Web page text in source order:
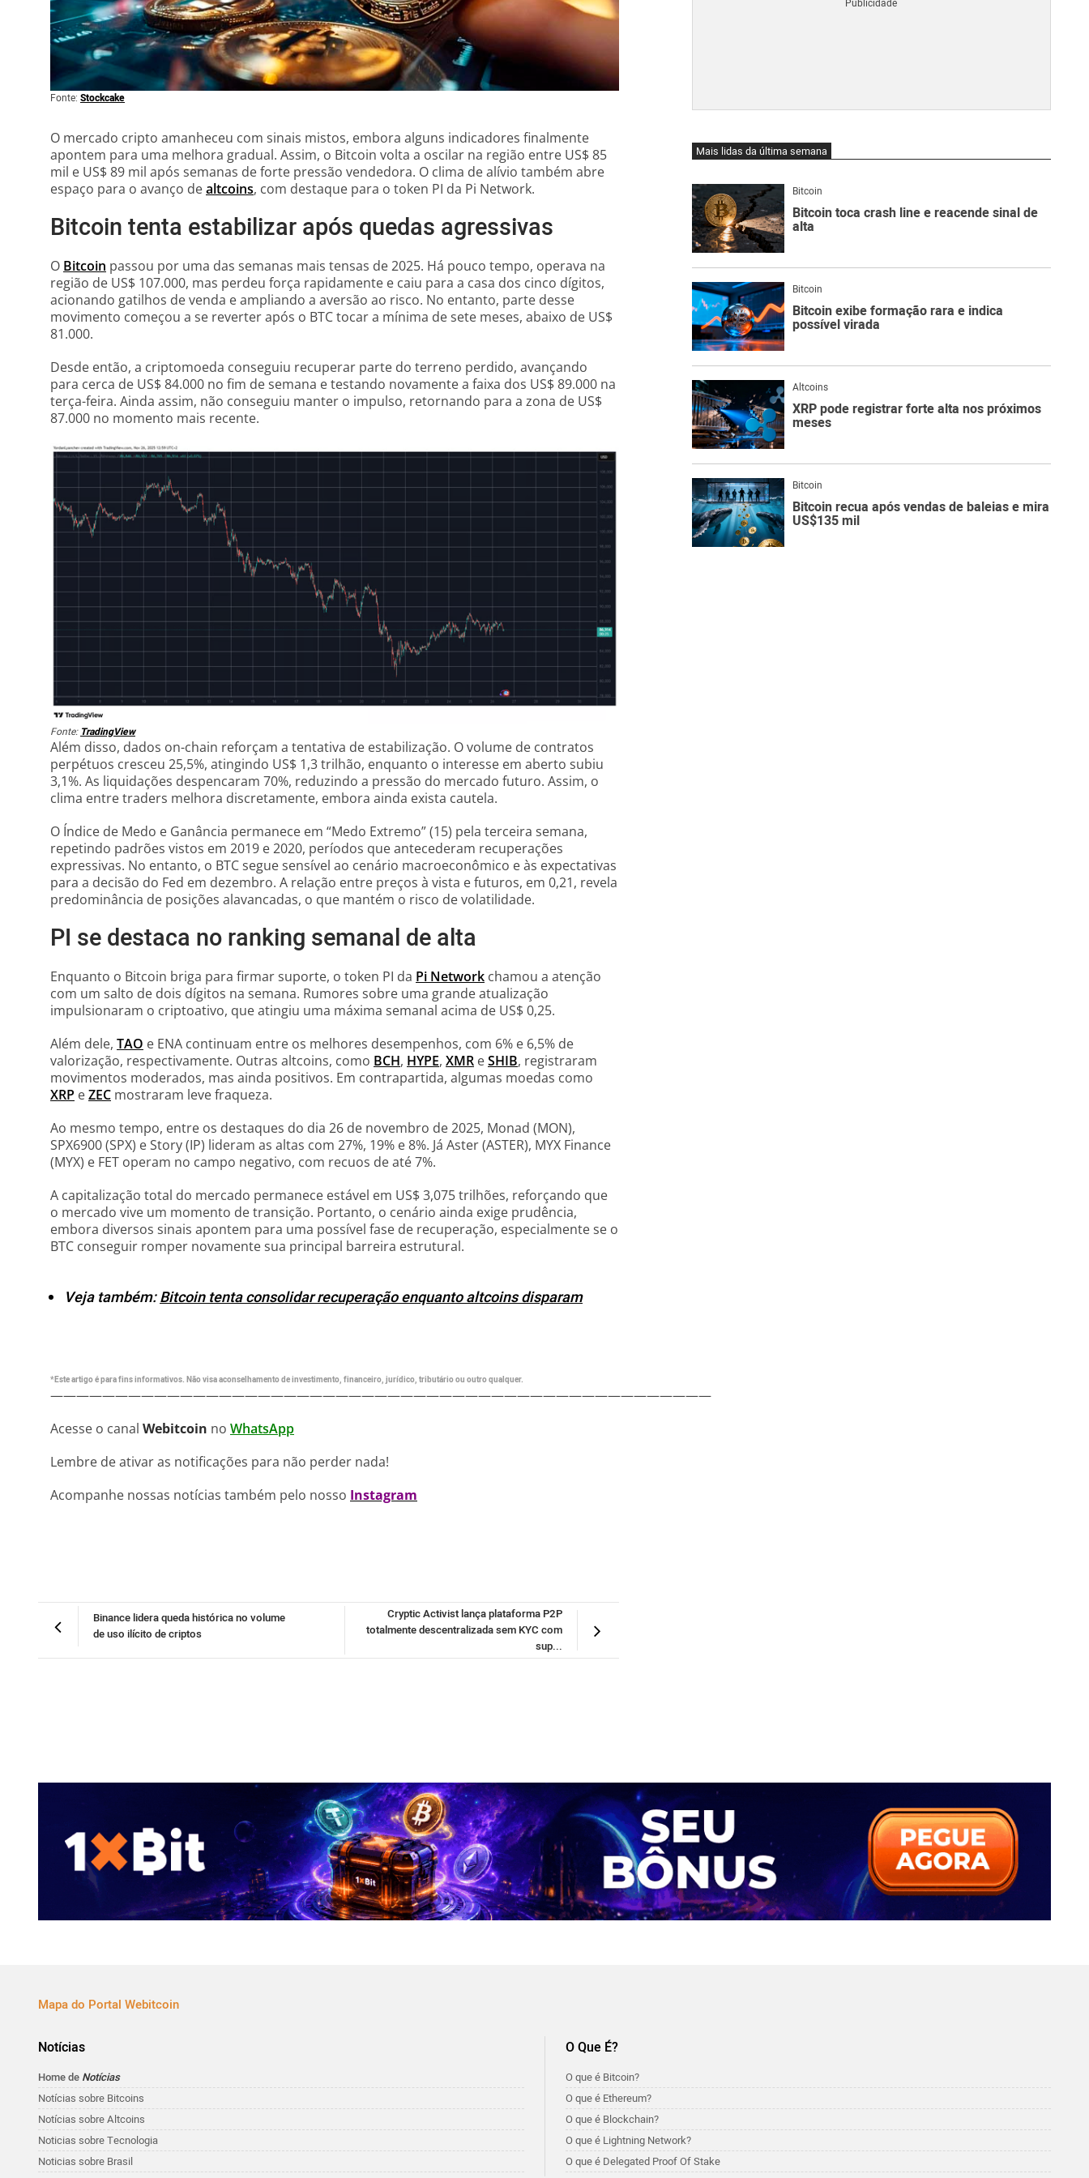
Fonte: Stockcake
O mercado cripto amanheceu com sinais mistos, embora alguns indicadores finalmente
apontem para uma melhora gradual. Assim, o Bitcoin volta a oscilar na região entre US$ 85
mil e US$ 89 mil após semanas de forte pressão vendedora. O clima de alívio também abre
espaço para o avanço dealtcoins, com destaque para o token PI da Pi Network.
Bitcoin tenta estabilizar após quedas agressivas
O Bitcoin passou por uma das semanas mais tensas de 2025. Há pouco tempo, operava na
região de US$ 107.000, mas perdeu força rapidamente e caiu para a casa dos cinco dígitos,
acionando gatilhos de venda e ampliando a aversão ao risco. No entanto, parte desse
movimento começou a se reverter após o BTC tocar a mínima de sete meses, abaixo de US$
81.000.
Desde então, a criptomoeda conseguiu recuperar parte do terreno perdido, avançando
para cerca de US$ 84.000 no fim de semana e testando novamente a faixa dos US$ 89.000 na
terça-feira. Ainda assim, não conseguiu manter o impulso, retornando para a zona de US$
87.000 no momento mais recente.
Fonte: TradingView
Além disso, dados on-chain reforçam a tentativa de estabilização. O volume de contratos
perpétuos cresceu 25,5%, atingindo US$ 1,3 trilhão, enquanto o interesse em aberto subiu
3,1%. As liquidações despencaram 70%, reduzindo a pressão do mercado futuro. Assim, o
clima entre traders melhora discretamente, embora ainda exista cautela.
O Índice de Medo e Ganância permanece em “Medo Extremo” (15) pela terceira semana,
repetindo padrões vistos em 2019 e 2020, períodos que antecederam recuperações
expressivas. No entanto, o BTC segue sensível ao cenário macroeconômico e às expectativas
para a decisão do Fed em dezembro. A relação entre preços à vista e futuros, em 0,21, revela
predominância de posições alavancadas, o que mantém o risco de volatilidade.
PI se destaca no ranking semanal de alta
Enquanto o Bitcoin briga para firmar suporte, o token PI da Pi Network chamou a atenção
com um salto de dois dígitos na semana. Rumores sobre uma grande atualização
impulsionaram o criptoativo, que atingiu uma máxima semanal acima de US$ 0,25.
Além dele, TAO e ENA continuam entre os melhores desempenhos, com 6% e 6,5% de
valorização, respectivamente. Outras altcoins, como BCH, HYPE, XMR eSHIB, registraram
movimentos moderados, mas ainda positivos. Em contrapartida, algumas moedas como
XRP eZEC mostraram leve fraqueza.
Ao mesmo tempo, entre os destaques do dia 26 de novembro de 2025, Monad (MON),
SPX6900 (SPX) e Story (IP) lideram as altas com 27%, 19% e 8%. Já Aster (ASTER), MYX Finance
(MYX) e FET operam no campo negativo, com recuos de até 7%.
A capitalização total do mercado permanece estável em US$ 3,075 trilhões, reforçando que
o mercado vive um momento de transição. Portanto, o cenário ainda exige prudência,
embora diversos sinais apontem para uma possível fase de recuperação, especialmente se o
BTC conseguir romper novamente sua principal barreira estrutural.
Veja também:Bitcoin tenta consolidar recuperação enquanto altcoins disparam
*Este artigo é para fins informativos. Não visa aconselhamento de investimento, financeiro, jurídico, tributário ou outro qualquer.
———————————————————————————————————————————————————
Acesse o canal Webitcoin no WhatsApp
Lembre de ativar as notificações para não perder nada!
Acompanhe nossas notícias também pelo nosso Instagram
Cryptic Activist lança plataforma P2P
totalmente descentralizada sem KYC com
sup...
Binance lidera queda histórica no volume
de uso ilícito de criptos
Mais lidas da última semana
Bitcoin
Bitcoin toca crash line e reacende sinal de
alta
Bitcoin
Bitcoin exibe formação rara e indica
possível virada
Altcoins
XRP pode registrar forte alta nos próximos
meses
Bitcoin
Bitcoin recua após vendas de baleias e mira
US$135 mil
Mapa do Portal Webitcoin
Notícias
Home de Notícias
Notícias sobre Bitcoins
Notícias sobre Altcoins
Noticias sobre Tecnologia
Noticias sobre Brasil
O Que É?
O que é Bitcoin?
O que é Ethereum?
O que é Blockchain?
O que é Lightning Network?
O que é Delegated Proof Of Stake